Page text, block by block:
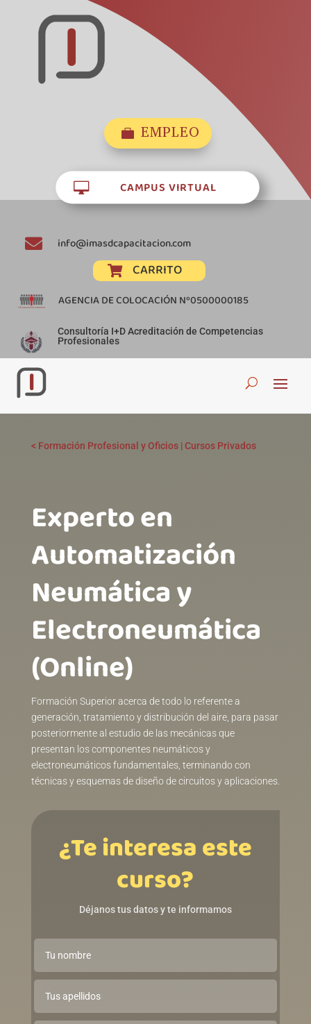
 EMPLEO
 CAMPUS VIRTUAL
 info@imasdcapacitacion.com
 CARRITO
AGENCIA DE COLOCACIÓN Nº0500000185
Consultoría I+D Acreditación de Competencias
Profesionales
< Formación Profesional y Oficios|Cursos Privados
Experto en
Automatización
Neumática y
Electroneumática
(Online)
Formación Superior acerca de todo lo referente a
generación, tratamiento y distribución del aire, para pasar
posteriormente al estudio de las mecánicas que
presentan los componentes neumáticos y
electroneumáticos fundamentales, terminando con
técnicas y esquemas de diseño de circuitos y aplicaciones.
¿Te interesa este
curso?
Déjanos tus datos y te informamos